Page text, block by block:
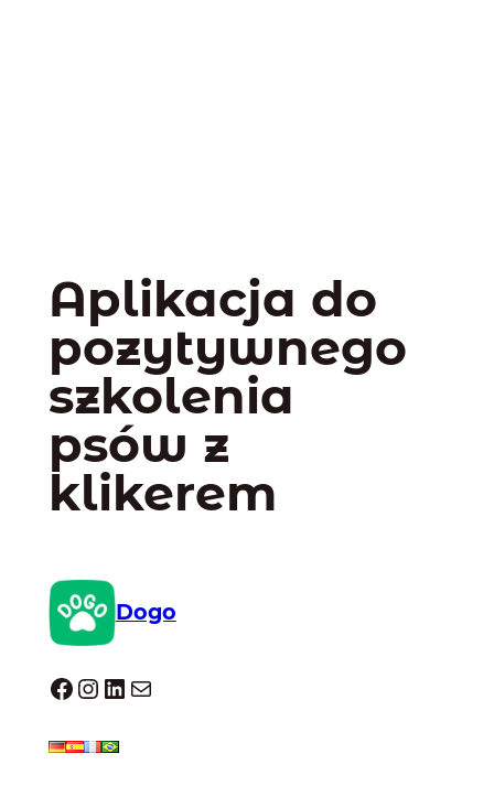
Aplikacja do
pozytywnego
szkolenia
psów z
klikerem
Dogo
Dogo facebook InstagramLinkedIn Mail